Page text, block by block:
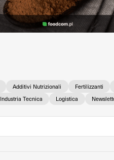
Additivi Nutrizionali Fertilizzanti
Industria Tecnica Logistica